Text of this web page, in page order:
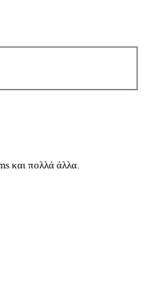
και πολλά άλλα.